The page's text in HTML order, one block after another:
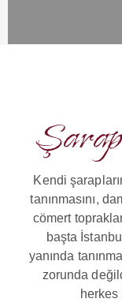
Kendi
tanınmasını,
cömert
başta
yanında
zorunda